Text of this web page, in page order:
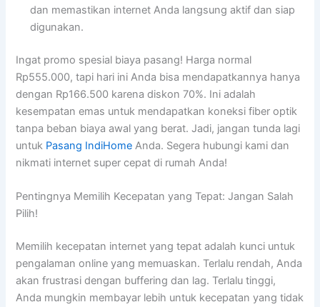
dan memastikan internet Anda langsung aktif dan siap
digunakan.
Ingat promo spesial biaya pasang! Harga normal
Rp555.000, tapi hari ini Anda bisa mendapatkannya hanya
dengan Rp166.500 karena diskon 70%. Ini adalah
kesempatan emas untuk mendapatkan koneksi fiber optik
tanpa beban biaya awal yang berat. Jadi, jangan tunda lagi
untuk Pasang IndiHome Anda. Segera hubungi kami dan
nikmati internet super cepat di rumah Anda!
Pentingnya Memilih Kecepatan yang Tepat: Jangan Salah
Pilih!
Memilih kecepatan internet yang tepat adalah kunci untuk
pengalaman online yang memuaskan. Terlalu rendah, Anda
akan frustrasi dengan buffering dan lag. Terlalu tinggi,
Anda mungkin membayar lebih untuk kecepatan yang tidak